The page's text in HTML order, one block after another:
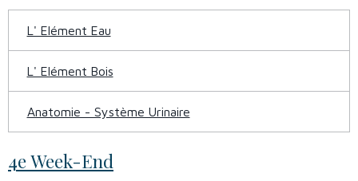
L' Elément Eau
L' Elément Bois
Anatomie - Système Urinaire
4e Week-End